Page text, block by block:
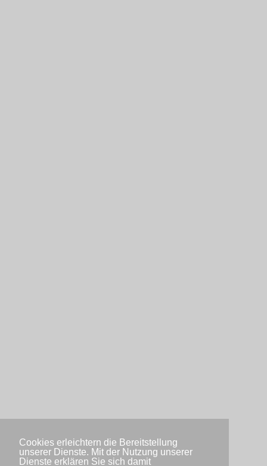
Cookies erleichtern die Bereitstellung
unserer Dienste. Mit der Nutzung unserer
Dienste erklären Sie sich damit